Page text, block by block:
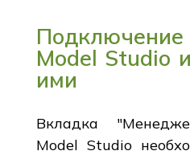
Подключение
Model Studio
ими
Вкладка
Model Studio